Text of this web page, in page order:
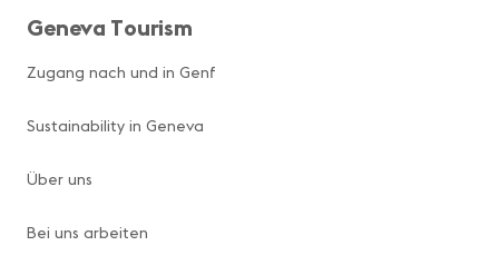
Geneva Tourism
Zugang nach und in Genf
Sustainability in Geneva
Über uns
Bei uns arbeiten